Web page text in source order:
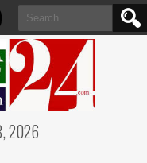
Search
for:
2026